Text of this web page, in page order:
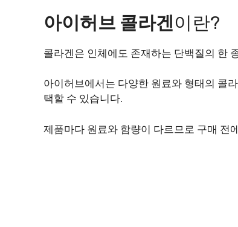
아이허브 콜라겐이란?
콜라겐은 인체에도 존재하는 단백질의 한
아이허브에서는 다양한 원료와 형태의 콜
택할 수 있습니다.
제품마다 원료와 함량이 다르므로 구매 전